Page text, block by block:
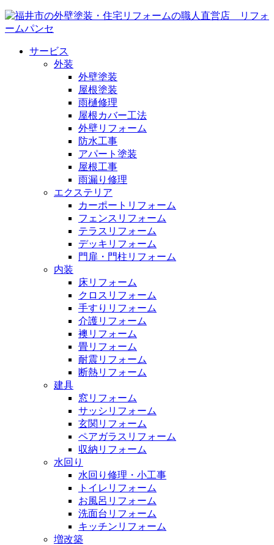
サービス
外装
外壁塗装
屋根塗装
雨樋修理
屋根カバー工法
外壁リフォーム
防水工事
アパート塗装
屋根工事
雨漏り修理
エクステリア
カーポートリフォーム
フェンスリフォーム
テラスリフォーム
デッキリフォーム
門扉・門柱リフォーム
内装
床リフォーム
クロスリフォーム
手すりリフォーム
介護リフォーム
襖リフォーム
畳リフォーム
耐震リフォーム
断熱リフォーム
建具
窓リフォーム
サッシリフォーム
玄関リフォーム
ペアガラスリフォーム
収納リフォーム
水回り
水回り修理・小工事
トイレリフォーム
お風呂リフォーム
洗面台リフォーム
キッチンリフォーム
増改築